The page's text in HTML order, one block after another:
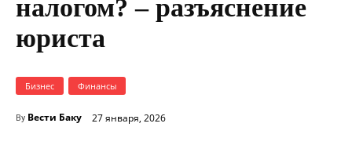
налогом? – разъяснение
юриста
Бизнес Финансы
By Вести Баку 27 января, 2026